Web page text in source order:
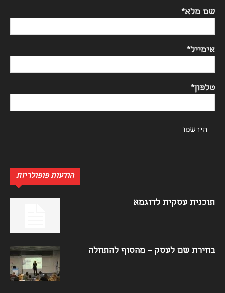
שם מלא*
אימייל*
טלפון*
הודעות פופולריות
תוכנית עסקית לדוגמא
בחירת שם לעסק – מהסוף להתחלה